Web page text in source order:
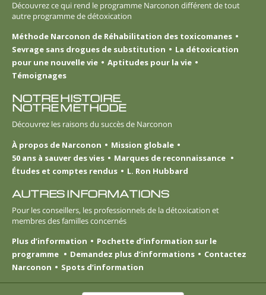
Découvrez ce qui rend le programme Narconon différent de tout
autre programme de détoxication
Méthode Narconon de Réhabilitation des toxicomanes
Sevrage sans drogues de substitution
La détoxication
pour une nouvelle vie
Aptitudes pour la vie
Témoignages
NOTRE HISTOIRE.
NOTRE MÉTHODE
Découvrez les raisons du succès de Narconon
À propos de Narconon
Mission globale
50 ans à sauver des vies
Marques de reconnaissance
Études et comptes rendus
L. Ron Hubbard
AUTRES INFORMATIONS
Pour les conseillers, les professionnels de la détoxication et
membres des familles concernés
Plus d’information
Pochette d’information sur le
programme
Demandez plus d’informations
Contactez
Narconon
Spots d’information